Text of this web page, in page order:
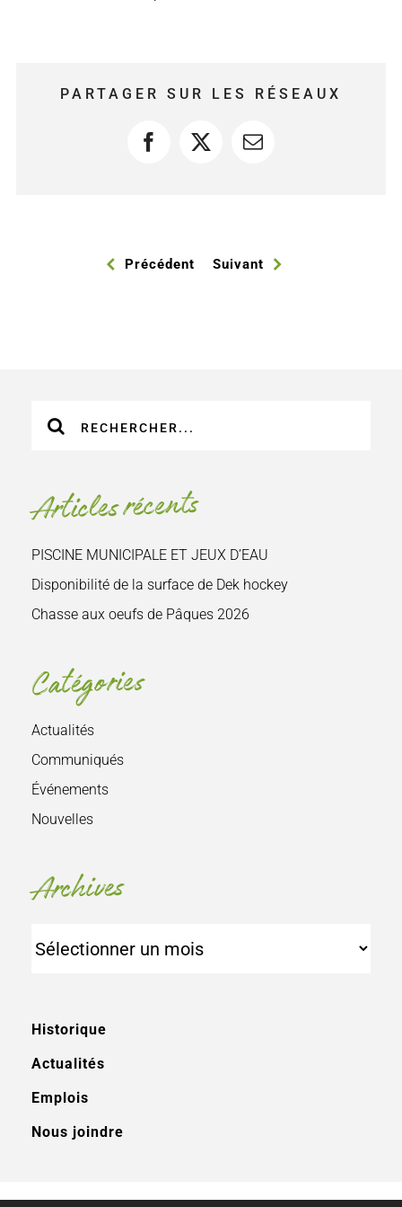
PARTAGER SUR LES RÉSEAUX
Facebook
X Courriel
Précédent Suivant
sur
Articles récents
PISCINE MUNICIPALE ET JEUX D’EAU
Disponibilité de la surface de Dek hockey
Chasse aux oeufs de Pâques 2026
Catégories
Actualités
Communiqués
Événements
Nouvelles
Archives
Historique
Actualités
Emplois
Nous joindre